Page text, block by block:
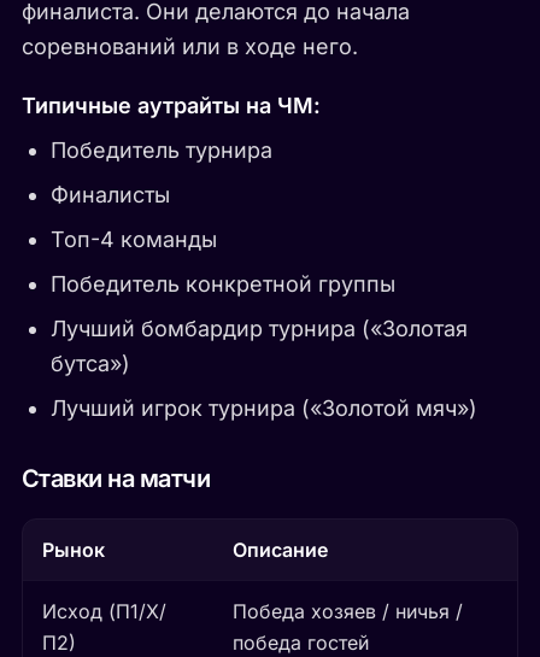
финалиста. Они делаются до начала
соревнований или в ходе него.
Типичные аутрайты на ЧМ:
Победитель турнира
Финалисты
Топ-4 команды
Победитель конкретной группы
Лучший бомбардир турнира («Золотая
бутса»)
Лучший игрок турнира («Золотой мяч»)
Ставки на матчи
Рынок Описание
Исход (П1/Х/
П2)
Победа хозяев / ничья /
победа гостей